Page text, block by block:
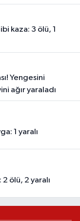
ağır yaraladı
1 yaralı
2 ölü, 2 yaralı